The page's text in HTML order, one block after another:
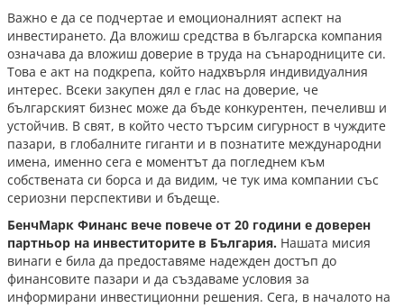
Важно е да се подчертае и емоционалният аспект на
инвестирането. Да вложиш средства в българска компания
означава да вложиш доверие в труда на сънародниците си.
Това е акт на подкрепа, който надхвърля индивидуалния
интерес. Всеки закупен дял е глас на доверие, че
българският бизнес може да бъде конкурентен, печеливш и
устойчив. В свят, в който често търсим сигурност в чуждите
пазари, в глобалните гиганти и в познатите международни
имена, именно сега е моментът да погледнем към
собствената си борса и да видим, че тук има компании със
сериозни перспективи и бъдеще.
БенчМарк Финанс вече повече от 20 години е доверен
партньор на инвеститорите в България. Нашата мисия
винаги е била да предоставяме надежден достъп до
финансовите пазари и да създаваме условия за
информирани инвестиционни решения. Сега, в началото на